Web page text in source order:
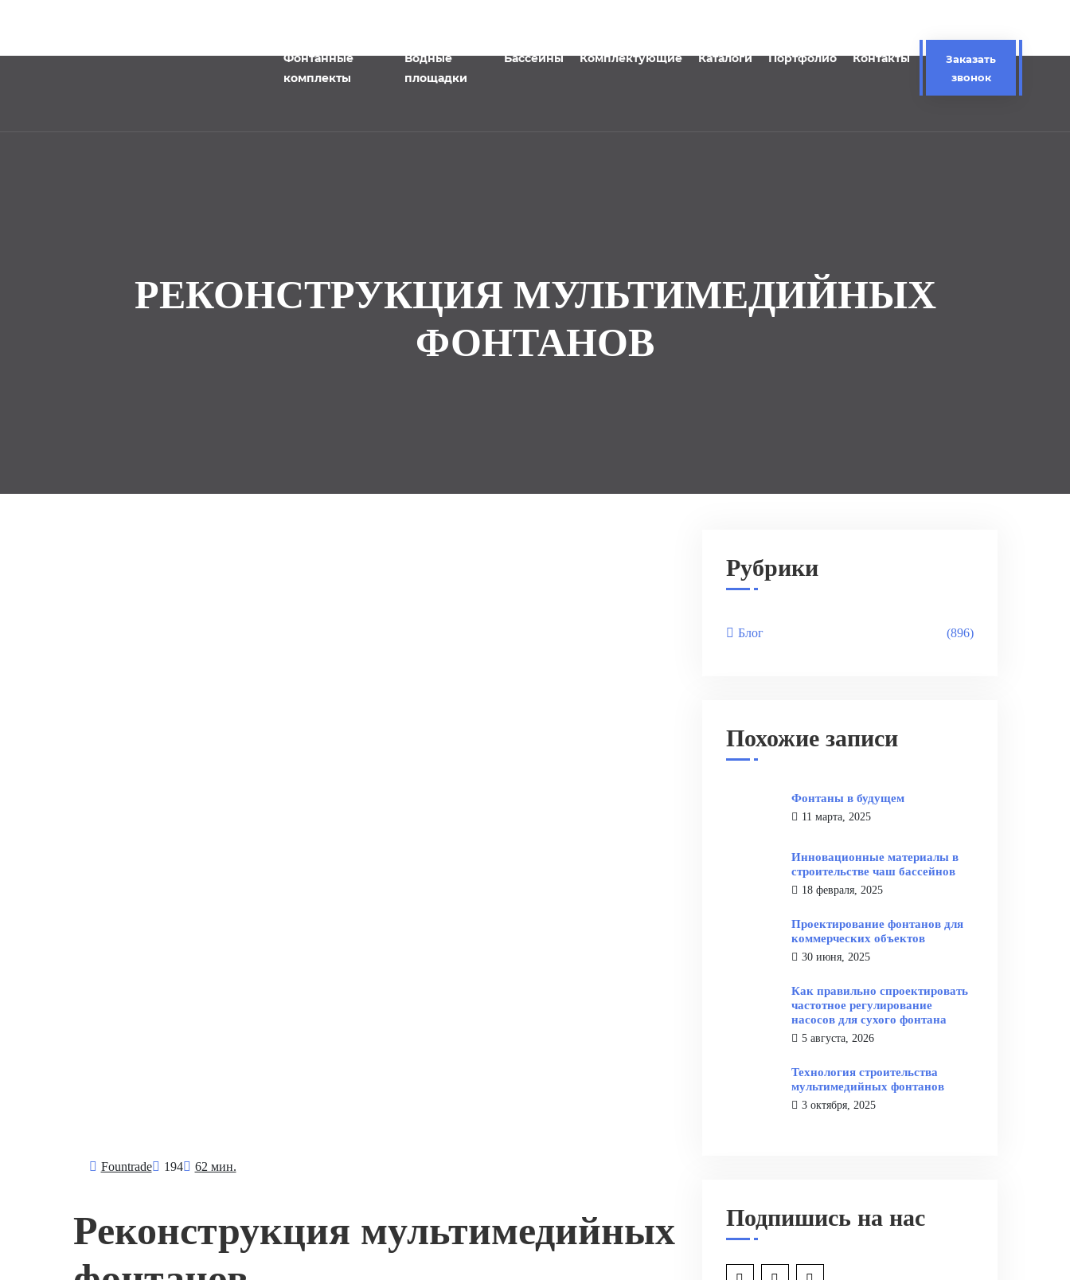
Фонтанные
комплекты
Водные
площадки
Бассейны Комплектующие Каталоги Портфолио Контакты
Заказать
звонок
РЕКОНСТРУКЦИЯ МУЛЬТИМЕДИЙНЫХ
ФОНТАНОВ
Fоuntrade 194 62 мин.
Реконструкция мультимедийных
Рубрики
Блог (896)
Похожие записи
Фонтаны в будущем
11 марта, 2025
Инновационные материалы в
строительстве чаш бассейнов
18 февраля, 2025
Проектирование фонтанов для
коммерческих объектов
30 июня, 2025
Как правильно спроектировать
частотное регулирование
насосов для сухого фонтана
5 августа, 2026
Технология строительства
мультимедийных фонтанов
3 октября, 2025
Подпишись на нас